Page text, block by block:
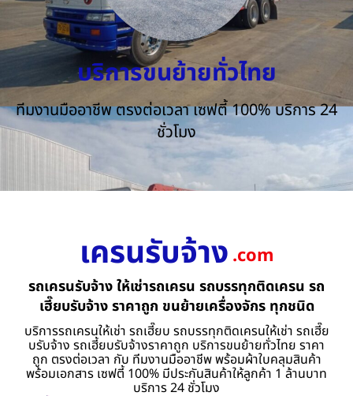
บริการขนย้ายทั่วไทย
ทีมงานมืออาชีพ ตรงต่อเวลา เซฟตี้ 100% บริการ 24
ชั่วโมง
เครนรับจ้าง .com
รถเครนรับจ้าง ให้เช่ารถเครน รถบรรทุกติดเครน รถ
เฮี๊ยบรับจ้าง ราคาถูก ขนย้ายเครื่องจักร ทุกชนิด
บริการรถเครนให้เช่า รถเฮี๊ยบ รถบรรทุกติดเครนให้เช่า รถเฮี๊ย
บรับจ้าง รถเฮี้ยบรับจ้างราคาถูก บริการขนย้ายทั่วไทย ราคา
ถูก ตรงต่อเวลา กับ ทีมงานมืออาชีพ พร้อมผ้าใบคลุมสินค้า
พร้อมเอกสาร เซฟตี้ 100% มีประกันสินค้าให้ลูกค้า 1 ล้านบาท
บริการ 24 ชั่วโมง